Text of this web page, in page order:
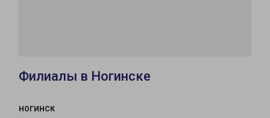
Филиалы в Ногинске
НОГИНСК